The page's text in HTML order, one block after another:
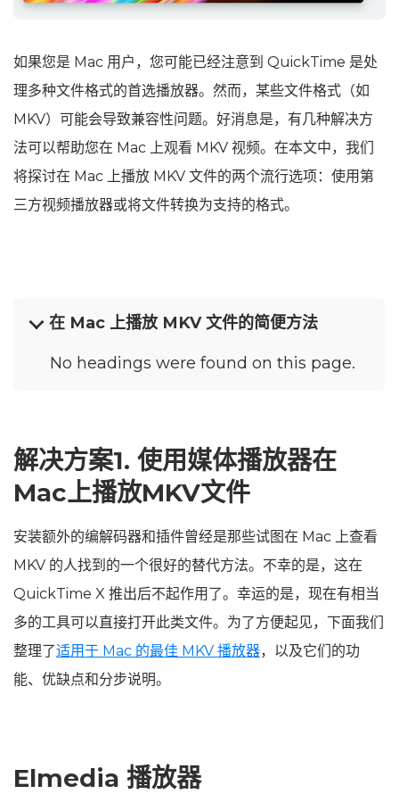
如果您是 Mac 用户，您可能已经注意到 QuickTime 是处
理多种文件格式的首选播放器。然而，某些文件格式（如
MKV）可能会导致兼容性问题。好消息是，有几种解决方
法可以帮助您在 Mac 上观看 MKV 视频。在本文中，我们
将探讨在 Mac 上播放 MKV 文件的两个流行选项：使用第
三方视频播放器或将文件转换为支持的格式。
在 Mac 上播放 MKV 文件的简便方法
No headings were found on this page.
解决方案1. 使用媒体播放器在
Mac上播放MKV文件
安装额外的编解码器和插件曾经是那些试图在 Mac 上查看
MKV 的人找到的一个很好的替代方法。不幸的是，这在
QuickTime X 推出后不起作用了。幸运的是，现在有相当
多的工具可以直接打开此类文件。为了方便起见，下面我们
整理了适用于 Mac 的最佳 MKV 播放器，以及它们的功
能、优缺点和分步说明。
Elmedia 播放器